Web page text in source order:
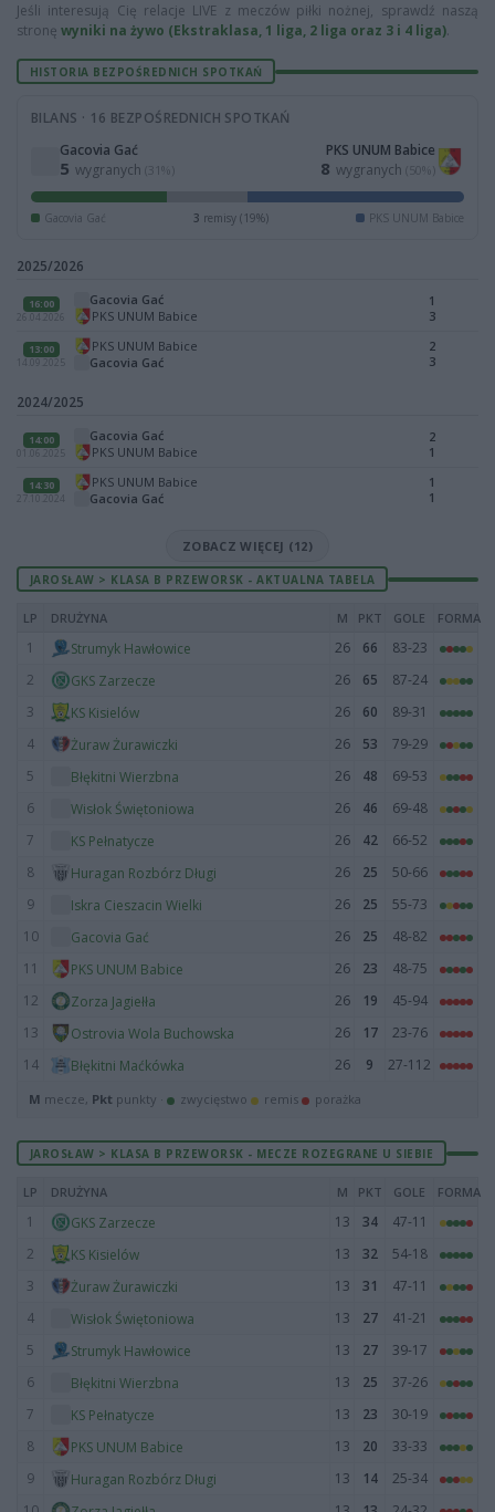
Jeśli interesują Cię relacje LIVE z meczów piłki nożnej, sprawdź naszą
stronę wyniki na żywo (Ekstraklasa, 1 liga, 2 liga oraz 3 i 4 liga).
HISTORIA BEZPOŚREDNICH SPOTKAŃ
BILANS · 16 BEZPOŚREDNICH SPOTKAŃ
Gacovia Gać
5 wygranych (31%)
PKS UNUM Babice
8 wygranych (50%)
Gacovia Gać 3 remisy (19%) PKS UNUM Babice
2025/2026
16:00
26.04.2026
Gacovia Gać
PKS UNUM Babice
1
3
13:00
14.09.2025
PKS UNUM Babice
Gacovia Gać
2
3
2024/2025
14:00
01.06.2025
Gacovia Gać
PKS UNUM Babice
2
1
14:30
27.10.2024
PKS UNUM Babice
Gacovia Gać
1
1
ZOBACZ WIĘCEJ (12)
JAROSŁAW > KLASA B PRZEWORSK - AKTUALNA TABELA
LP DRUŻYNA M PKT GOLE FORMA
1 Strumyk Hawłowice 26 66
83-23
2
GKS Zarzecze 26 65
87-24
3
KS Kisielów 26 60
89-31
4
Żuraw Żurawiczki 26 53
79-29
5
Błękitni Wierzbna 26 48
69-53
6
Wisłok Świętoniowa 26 46
69-48
7
KS Pełnatycze 26 42
66-52
8
Huragan Rozbórz Długi 26 25
50-66
9
Iskra Cieszacin Wielki 26 25
55-73
10
Gacovia Gać 26 25
48-82
11
PKS UNUM Babice 26 23
48-75
12
Zorza Jagiełła 26 19
45-94
13
Ostrovia Wola Buchowska 26 17
23-76
14
Błękitni Maćkówka 26 9 27-112
M mecze, Pkt punkty · zwycięstwo remis porażka
JAROSŁAW > KLASA B PRZEWORSK - MECZE ROZEGRANE U SIEBIE
LP DRUŻYNA M PKT GOLE FORMA
1 GKS Zarzecze 13 34
47-11
2
KS Kisielów 13 32
54-18
3
Żuraw Żurawiczki 13 31
47-11
4
Wisłok Świętoniowa 13 27
41-21
5
Strumyk Hawłowice 13 27
39-17
6
Błękitni Wierzbna 13 25
37-26
7
KS Pełnatycze 13 23
30-19
8
PKS UNUM Babice 13 20
33-33
9
Huragan Rozbórz Długi 13 14
25-34